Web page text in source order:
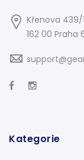
Křenova 439/
162 00 Praha
Kategorie